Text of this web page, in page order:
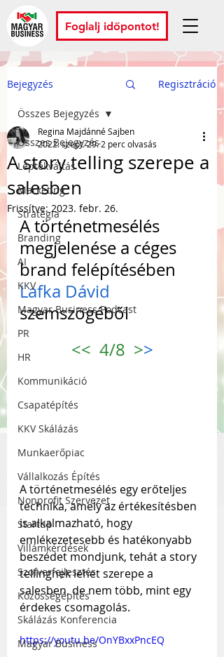
Foglalj időpontot!
Bejegyzés Regisztráció
Összes Bejegyzés
Léptékváltás
Marketing
Stratégia
Branding
AI
KKV
Magyar Business Podcast
PR
HR
Kommunikáció
Csapatépítés
KKV Skálázás
Munkaerőpiac
Vállalkozás Építés
Nonprofit Szervezet
Startup
Villámkérdések
Szofverfejlesztés
Közösségépítés
Skálázás Konferencia
Magyar Business
Összes Bejegyzés
A story telling szerepe a
salesben
Regina Majdánné Sajben
2022. szept. 29. 2 perc olvasás
Frissítve: 2023. febr. 26.
A történetmesélés
megjelenése a céges
brand felépítésében
Lafka Dávid
szemszögéből
<<
  4/8
>>
A történetmesélés egy erőteljes
technika, amely az értékesítésben
is alkalmazható, hogy
emlékezetesebb és hatékonyabb
beszédet mondjunk, tehát a story
tellingnek lehet szerepe a
salesben, de nem több, mint egy
érdekes csomagolás.
https://youtu.be/OnYBxxPncEQ